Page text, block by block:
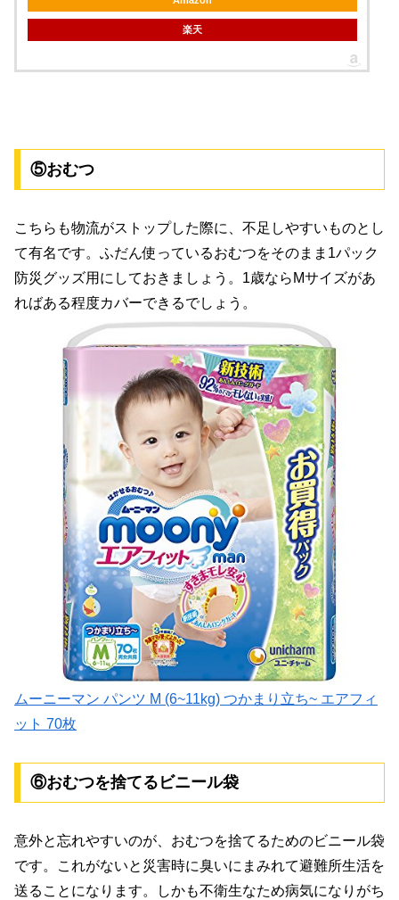
楽天
⑤おむつ
こちらも物流がストップした際に、不足しやすいものとし
て有名です。ふだん使っているおむつをそのまま1パック
防災グッズ用にしておきましょう。1歳ならMサイズがあ
ればある程度カバーできるでしょう。
ムーニーマン パンツ M (6~11kg) つかまり立ち~ エアフィ
ット 70枚
⑥おむつを捨てるビニール袋
意外と忘れやすいのが、おむつを捨てるためのビニール袋
です。これがないと災害時に臭いにまみれて避難所生活を
送ることになります。しかも不衛生なため病気になりがち